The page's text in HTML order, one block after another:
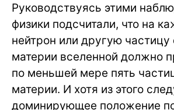
Руководствуясь этими
физики подсчитали, что на
нейтрон или другую частицу
материи вселенной должно
по меньшей мере пять
материи. И хотя из этого
доминирующее положение